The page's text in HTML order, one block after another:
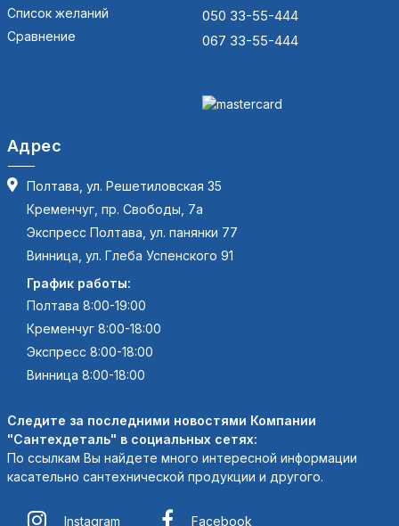
Список желаний
Сравнение
050 33-55-444
067 33-55-444
Адрес
Полтава, ул. Решетиловская 35
Кременчуг, пр. Свободы, 7а
Экспресс Полтава, ул. панянки 77
Винница, ул. Глеба Успенского 91
График работы:
Полтава 8:00-19:00
Кременчуг 8:00-18:00
Экспресс 8:00-18:00
Винница 8:00-18:00
Следите за последними новостями Компании
"Сантехдеталь" в социальных сетях:
По ссылкам Вы найдете много интересной информации
касательно сантехнической продукции и другого.
Instagram Facebook